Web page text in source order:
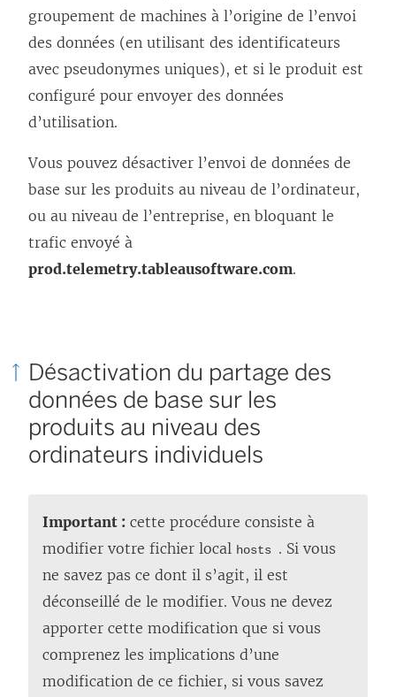
n
s
u
e
v
e
l
l
e
n
ê
t
r
e
)
n
s
u
e
v
e
l
e
n
ê
t
r
e
)
groupement de machines à l’origine de l’envoi
des données (en utilisant des identificateurs
avec pseudonymes uniques), et si le produit est
configuré pour envoyer des données
d’utilisation.
Vous pouvez désactiver l’envoi de données de
base sur les produits au niveau de l’ordinateur,
ou au niveau de l’entreprise, en bloquant le
trafic envoyé à
prod.telemetry.tableausoftware.com.
Désactivation du partage des
données de base sur les
produits au niveau des
ordinateurs individuels
Important : cette procédure consiste à
modifier votre fichier local hosts . Si vous
ne savez pas ce dont il s’agit, il est
déconseillé de le modifier. Vous ne devez
apporter cette modification que si vous
comprenez les implications d’une
modification de ce fichier, si vous savez